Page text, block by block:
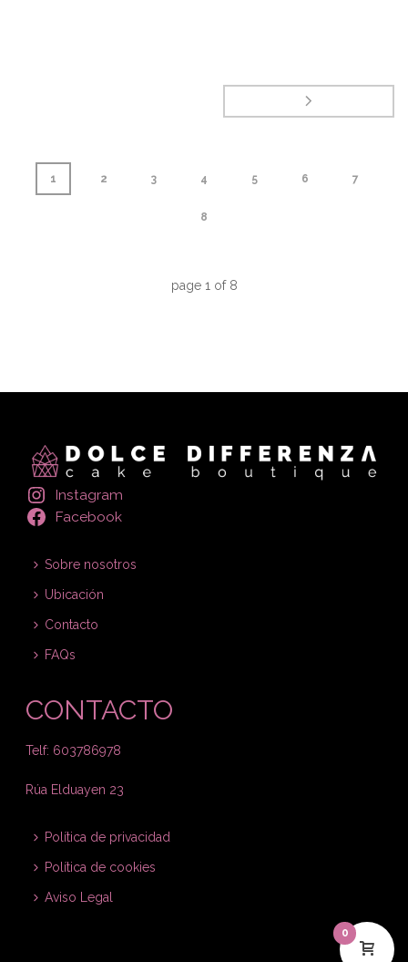
1 2 3 4 5 6 7
8
page 1of 8
Instagram
Facebook
Sobre nosotros
Ubicación
Contacto
FAQs
CONTACTO
Telf: 603786978
Rúa Elduayen 23
Política de privacidad
Política de cookies
Aviso Legal
0